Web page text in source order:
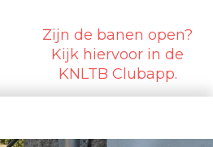
Zijn de banen open?
Kijk hiervoor in de
KNLTB Clubapp.